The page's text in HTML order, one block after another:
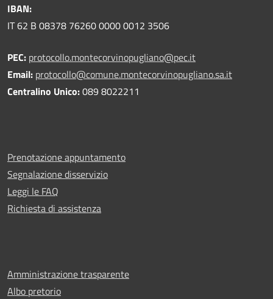
IBAN:
IT 62 B 08378 76260 0000 0012 3506
PEC: protocollo.montecorvinopugliano@pec.it
Email: protocollo@comune.montecorvinopugliano.sa.it
Centralino Unico:089 8022211
Prenotazione appuntamento
Segnalazione disservizio
Leggi le FAQ
Richiesta di assistenza
Amministrazione trasparente
Albo pretorio